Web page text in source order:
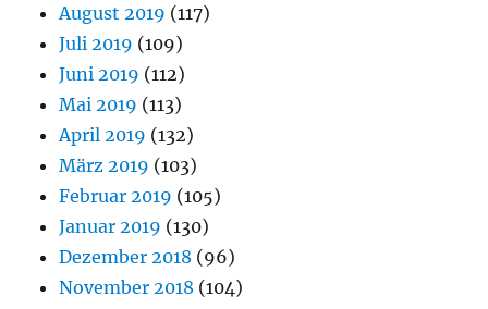
August 2019 (117)
Juli 2019 (109)
Juni 2019 (112)
Mai 2019 (113)
April 2019 (132)
März 2019 (103)
Februar 2019 (105)
Januar 2019 (130)
Dezember 2018 (96)
November 2018 (104)